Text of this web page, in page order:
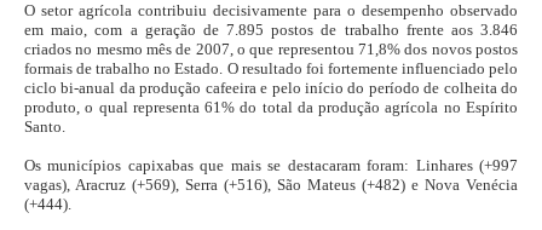
O setor agrícola contribuiu decisivamente para o desempenho observado
em maio, com a geração de 7.895 postos de trabalho frente aos 3.846
criados no mesmo mês de 2007, o que representou 71,8% dos novos postos
formais de trabalho no Estado. O resultado foi fortemente influenciado pelo
ciclo bi-anual da produção cafeeira e pelo início do período de colheita do
produto, o qual representa 61% do total da produção agrícola no Espírito
Santo.
Os municípios capixabas que mais se destacaram foram: Linhares (+997
vagas), Aracruz (+569), Serra (+516), São Mateus (+482) e Nova Venécia
(+444).